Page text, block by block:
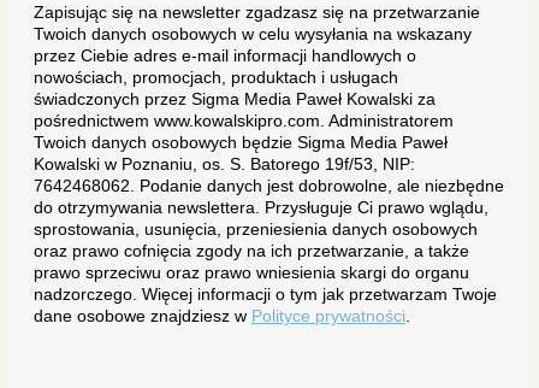
Zapisując się na newsletter zgadzasz się na przetwarzanie
Twoich danych osobowych w celu wysyłania na wskazany
przez Ciebie adres e-mail informacji handlowych o
nowościach, promocjach, produktach i usługach
świadczonych przez Sigma Media Paweł Kowalski za
pośrednictwem www.kowalskipro.com. Administratorem
Twoich danych osobowych będzie Sigma Media Paweł
Kowalski w Poznaniu, os. S. Batorego 19f/53, NIP:
7642468062. Podanie danych jest dobrowolne, ale niezbędne
do otrzymywania newslettera. Przysługuje Ci prawo wglądu,
sprostowania, usunięcia, przeniesienia danych osobowych
oraz prawo cofnięcia zgody na ich przetwarzanie, a także
prawo sprzeciwu oraz prawo wniesienia skargi do organu
nadzorczego. Więcej informacji o tym jak przetwarzam Twoje
dane osobowe znajdziesz w Polityce prywatności